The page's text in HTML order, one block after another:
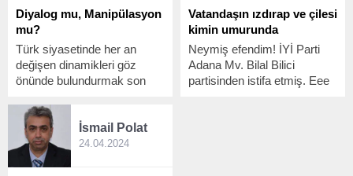
daha da ağırlaştırıyor.
Ülkemizin içinde bulunduğu
sorumlu olanları sert bir...
Diyalog mu, Manipülasyon
mu?
Türk siyasetinde her an
değişen dinamikleri göz
önünde bulundurmak son
Vatandaşın ızdırap ve çilesi
kimin umurunda
Neymiş efendim! İYİ Parti
Adana Mv. Bilal Bilici
partisinden istifa etmiş. Eee
İsmail Polat
24.04.2024